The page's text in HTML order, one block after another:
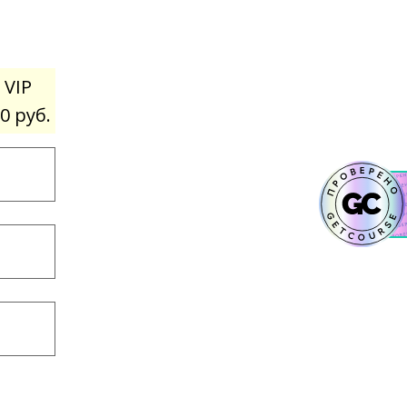
руб.